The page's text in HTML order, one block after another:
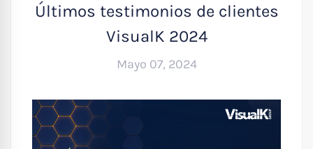
Últimos testimonios de clientes
VisualK 2024
Mayo 07, 2024